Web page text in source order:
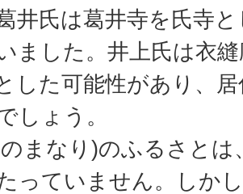
井氏は葛井寺を氏寺
ました。井上氏は衣
した可能性があり、
しょう。
まなり)のふるさとは
っていません。しか